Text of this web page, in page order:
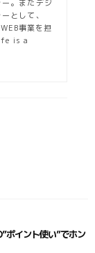
。 またデジ
として、
WEB事業を担
is a
ポイント使い”でホン